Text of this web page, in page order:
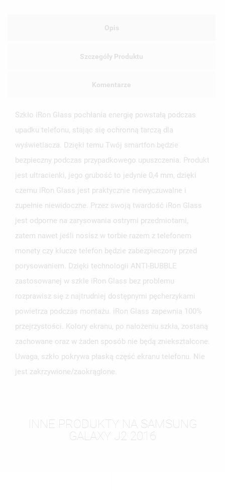
Opis
Szczegóły Produktu
Komentarze
Szkło iRon Glass pochłania energię powstałą podczas
upadku telefonu, stając się ochronną tarczą dla
wyświetlacza. Dzięki temu Twój smartfon będzie
bezpieczny podczas przypadkowego upuszczenia. Produkt
jest ultracienki, jego grubość to jedynie 0,4 mm, dzięki
czemu iRon Glass jest praktycznie niewyczuwalne i
zupełnie niewidoczne. Przez swoją twardość iRon Glass
jest odporne na zarysowania ostrymi przedmiotami,
zatem nawet jeśli nosisz w torbie razem z telefonem
monety czy klucze telefon będzie zabezpieczony przed
porysowaniem. Dzięki technologii ANTI-BUBBLE
zastosowanej w szkle iRon Glass bez problemu
rozprawisz się z najtrudniej dostępnymi pęcherzykami
powietrza podczas montażu. iRon Glass zapewnia 100%
przejrzystości. Kolory ekranu, po nałożeniu szkła, zostaną
zachowane oraz w żaden sposób nie będą zniekształcone.
Uwaga, szkło pokrywa płaską część ekranu telefonu. Nie
jest zakrzywione/zaokrąglone.
INNE PRODUKTY NA SAMSUNG
GALAXY J2 2016
MOJE LISTY ŻYCZEŃ
UTWÓRZ LISTĘ ŻYCZEŃ
NAZWA LISTY ŻYCZEŃ
ANULUJ UTWÓRZ LISTĘ ŻYCZEŃ
ZALOGUJ SIĘ
SWOJEJ LIŚCIE ŻYCZEŃ.